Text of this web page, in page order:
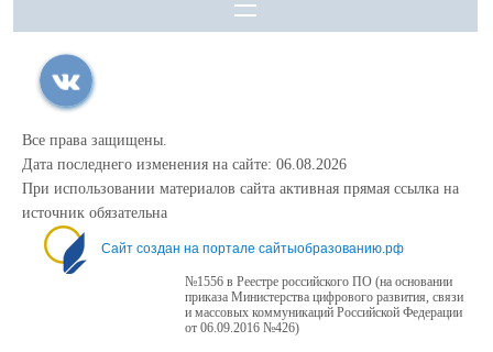
Все права защищены.
Дата последнего изменения на сайте: 06.08.2026
При использовании материалов сайта активная прямая ссылка на
источник обязательна
Сайт создан на портале сайтыобразованию.рф
№1556 в Реестре российского ПО (на основании
приказа Министерства цифрового развития, связи
и массовых коммуникаций Российской Федерации
от 06.09.2016 №426)